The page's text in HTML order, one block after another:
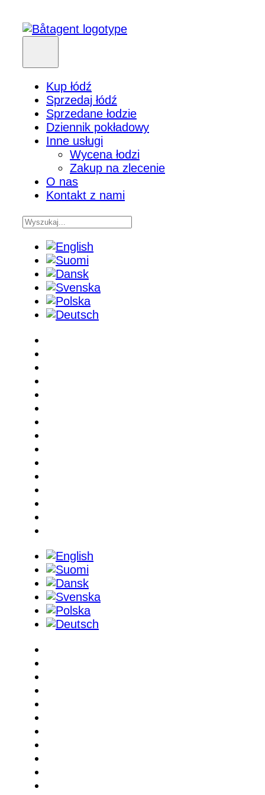
Kup łódź
Sprzedaj łódź
Sprzedane łodzie
Dziennik pokładowy
Inne usługi
Wycena łodzi
Zakup na zlecenie
O nas
Kontakt z nami